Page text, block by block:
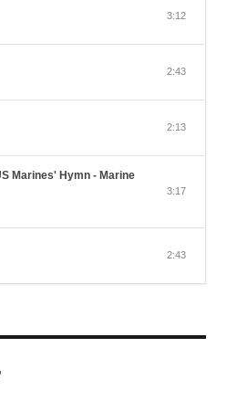
3:12
2:43
2:13
Marines' Hymn - Marine
3:17
2:43